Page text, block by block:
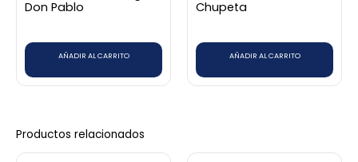
Don Pablo
AÑADIR AL CARRITO
Chupeta
AÑADIR AL CARRITO
Productos relacionados